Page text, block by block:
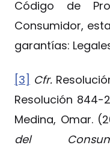
Código de
Consumidor,
garantías:
[3] Cfr.
Resolución 844-
Medina, Omar.
del